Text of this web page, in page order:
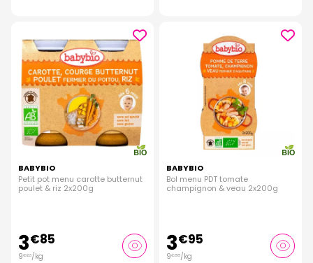
BABYBIO
Petit pot menu carotte butternut
poulet & riz 2x200g
3€85
9€63/kg
BABYBIO
Bol menu PDT tomate
champignon & veau 2x200g
3€95
9€88/kg